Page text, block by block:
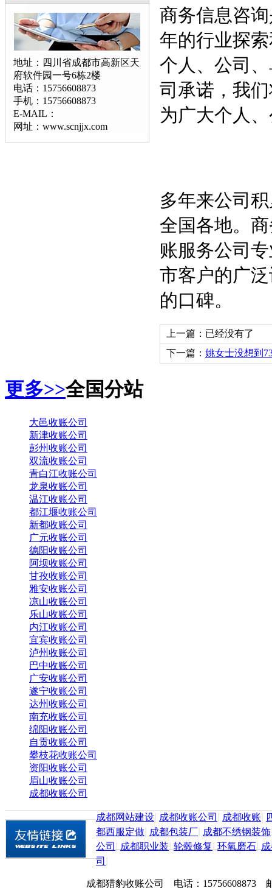
地址：四川省成都市高新区天
府软件园一号6栋2楼
电话：15756608873
手机：15756608873
E-MAIL：
网址：www.scnjjx.com
商务信息咨
年的行业探
个人、公司
司承诺，我
为广大个人
多年来公司
全国各地。
账服务公司
市客户的广
的口碑。
上一篇：已经没有了
下一篇： 姚女士没想到
更多>>全国分站
大邑收账公司
新津收账公司
彭州收账公司
双流收账公司
青白江收账公司
龙泉收账公司
温江收账公司
都江堰收账公司
新都收账公司
广元收账公司
德阳收账公司
阿坝收账公司
甘孜收账公司
雅安收账公司
凉山收账公司
乐山收账公司
内江收账公司
宜宾收账公司
泸州收账公司
巴中收账公司
广安收账公司
遂宁收账公司
达州收账公司
南充收账公司
绵阳收账公司
自贡收账公司
攀枝花收账公司
资阳收账公司
眉山收账公司
成都收账公司
成都网站建设 成都收账公司 成都收账
都西服定做 成都包装厂 成都不绣钢装饰
公司
成都职业装 轮毂修复 环氧磨石
司
成都猎豹收账公司 电话：15756608873